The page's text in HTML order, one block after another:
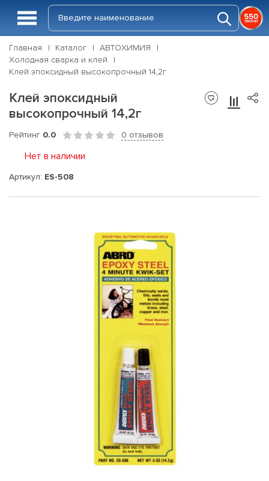
Главная Каталог
АВТОХИМИЯ
Холодная сварка и клей
Клей эпоксидный высокопрочный 14,2г
Клей эпоксидный
высокопрочный 14,2г
Рейтинг 0.0 0 отзывов
Нет в наличии
Артикул: ES-508